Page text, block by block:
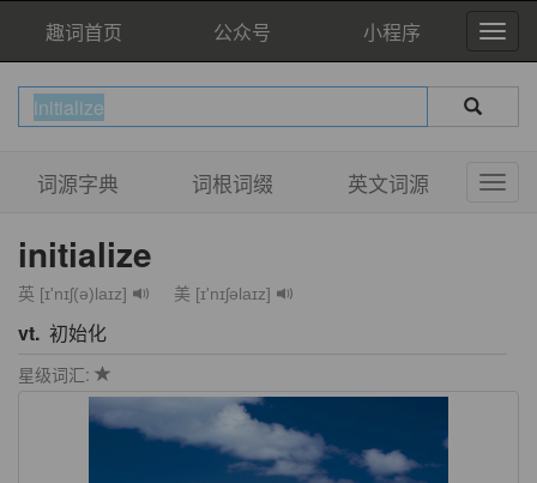
趣词首页 公众号 小程序
词源字典 词根词缀 英文词源
initialize
英 [ɪ'nɪʃ(ə)laɪz] 美 [ɪ'nɪʃəlaɪz]
vt. 初始化
星级词汇: